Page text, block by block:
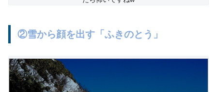
②雪から顔を出す「ふきのとう」